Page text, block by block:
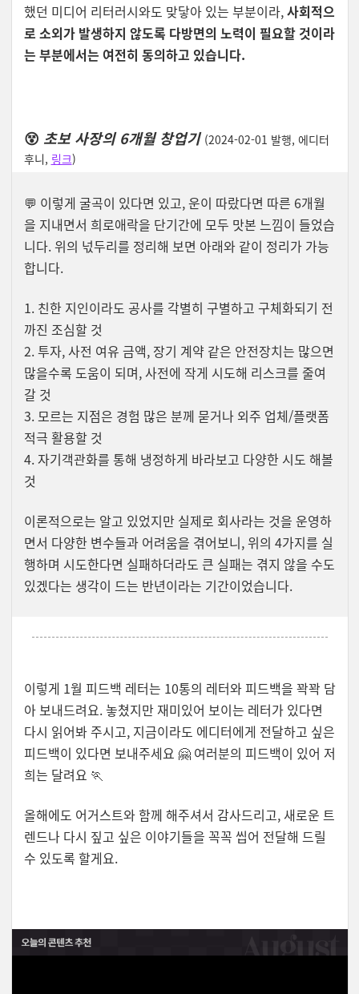
했던 미디어 리터러시와도 맞닿아 있는 부분이라,사회적으
로 소외가 발생하지 않도록 다방면의 노력이 필요할 것이라
는 부분에서는 여전히 동의하고 있습니다.
😵 초보 사장의 6개월 창업기 (2024-02-01 발행, 에디터
후니, 링크)
💬 이렇게 굴곡이 있다면 있고, 운이 따랐다면 따른 6개월
을 지내면서 희로애락을 단기간에 모두 맛본 느낌이 들었습
니다. 위의 넋두리를 정리해 보면 아래와 같이 정리가 가능
합니다.
1. 친한 지인이라도 공사를 각별히 구별하고 구체화되기 전
까진 조심할 것
2. 투자, 사전 여유 금액, 장기 계약 같은 안전장치는 많으면
많을수록 도움이 되며, 사전에 작게 시도해 리스크를 줄여
갈 것
3. 모르는 지점은 경험 많은 분께 묻거나 외주 업체/플랫폼
적극 활용할 것
4. 자기객관화를 통해 냉정하게 바라보고 다양한 시도 해볼
것
이론적으로는 알고 있었지만 실제로 회사라는 것을 운영하
면서 다양한 변수들과 어려움을 겪어보니, 위의 4가지를 실
행하며 시도한다면 실패하더라도 큰 실패는 겪지 않을 수도
있겠다는 생각이 드는 반년이라는 기간이었습니다.
이렇게 1월 피드백 레터는 10통의 레터와 피드백을 꽉꽉 담
아 보내드려요. 놓쳤지만 재미있어 보이는 레터가 있다면
다시 읽어봐 주시고, 지금이라도 에디터에게 전달하고 싶은
피드백이 있다면 보내주세요 🤗 여러분의 피드백이 있어 저
희는 달려요 🏃
올해에도 어거스트와 함께 해주셔서 감사드리고, 새로운 트
렌드나 다시 짚고 싶은 이야기들을 꼭꼭 씹어 전달해 드릴
수 있도록 할게요.